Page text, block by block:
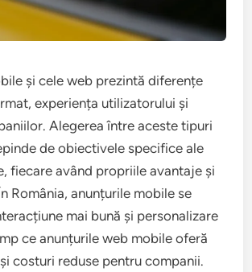
și cele web prezintă diferențe
experiența utilizatorului și
Alegerea între aceste tipuri
de obiectivele specifice ale
fiecare având propriile avantaje și
România, anunțurile mobile se
mai bună și personalizare
ce anunțurile web mobile oferă
costuri reduse pentru companii.